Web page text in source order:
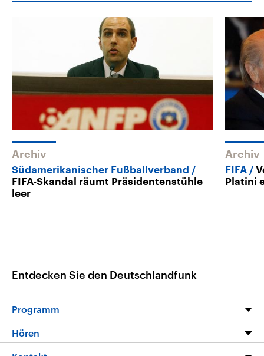
Archiv
Südamerikanischer Fußballverband
FIFA-Skandal räumt Präsidentenstühle
leer
Archiv
FIFA
Platini
Entdecken Sie den Deutschlandfunk
Programm
Hören
Livestream